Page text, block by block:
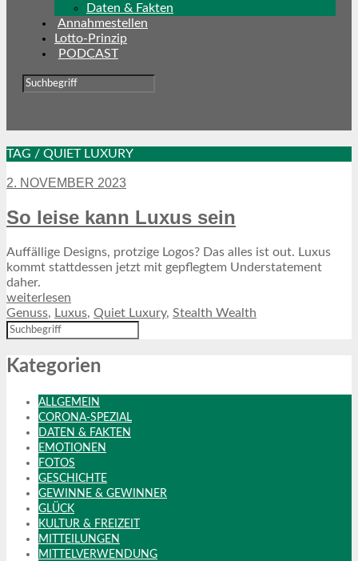
Daten & Fakten
Annahmestellen
Lotto-Prinzip
PODCAST
TAG / QUIET LUXURY
2. NOVEMBER 2023
So leise kann Luxus sein
Auffällige Designs, protzige Logos? Das alles ist out. Luxus
kommt stattdessen jetzt mit gepflegtem Understatement
daher.
weiterlesen
Genuss, Luxus, Quiet Luxury, Stealth Wealth
Kategorien
ALLGEMEIN
CORONA-SPEZIAL
DATEN & FAKTEN
EMOTIONEN
FOTOS
GESCHICHTE
GEWINNE & GEWINNER
GLÜCK
KULTUR & FREIZEIT
MITTEILUNGEN
MITTELVERWENDUNG